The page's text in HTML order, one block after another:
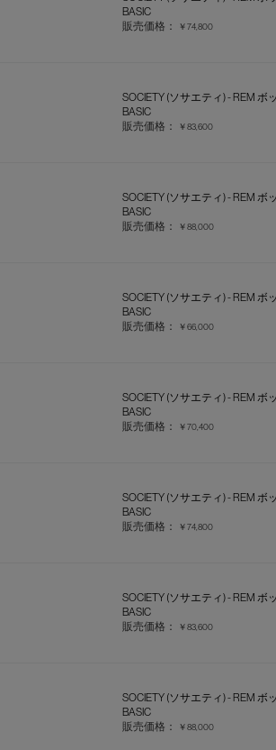
BASIC
販売価格：
￥74,800
SOCIETY (ソサエティ) - REM
BASIC
販売価格：
￥83,600
SOCIETY (ソサエティ) - REM
BASIC
販売価格：
￥88,000
SOCIETY (ソサエティ) - REM ボ
BASIC
販売価格：
￥66,000
SOCIETY (ソサエティ) - REM
BASIC
販売価格：
￥70,400
SOCIETY (ソサエティ) - REM ボ
BASIC
販売価格：
￥74,800
SOCIETY (ソサエティ) - REM ボ
BASIC
販売価格：
￥83,600
SOCIETY (ソサエティ) - REM ボ
BASIC
販売価格：
￥88,000